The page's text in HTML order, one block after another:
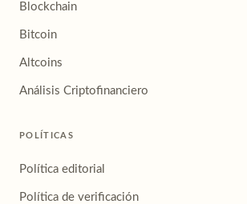
Blockchain
Bitcoin
Altcoins
Análisis Criptofinanciero
POLÍTICAS
Política editorial
Política de verificación